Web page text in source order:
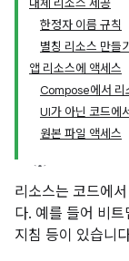
대체 리소스 제공
한정자 이름 규칙
별칭 리소스 만들
앱 리소스에 액세스
Compose에서 리
UI가 아닌 코드에
원본 파일 액세스
리소스는 코드에
다. 예를 들어 비
지침 등이 있습니